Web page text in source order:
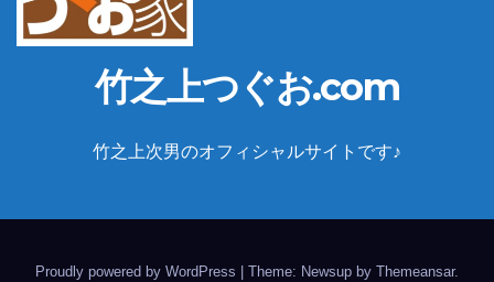
竹之上つぐお.com
竹之上次男のオフィシャルサイトです♪
Proudly powered by WordPress Theme: Newsup by Themeansar.